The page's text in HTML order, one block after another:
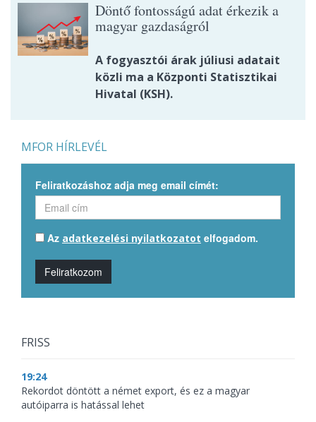
Döntő fontosságú adat érkezik a
magyar gazdaságról
A fogyasztói árak júliusi adatait
közli ma a Központi Statisztikai
Hivatal (KSH).
MFOR HÍRLEVÉL
Feliratkozáshoz adja meg email címét:
Az adatkezelési nyilatkozatot elfogadom.
Feliratkozom
FRISS
19:24
Rekordot döntött a német export, és ez a magyar
autóiparra is hatással lehet